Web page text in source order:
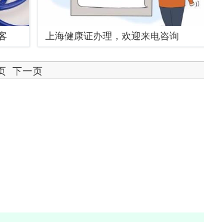
上海健康证办理，欢迎来电咨询
下一页